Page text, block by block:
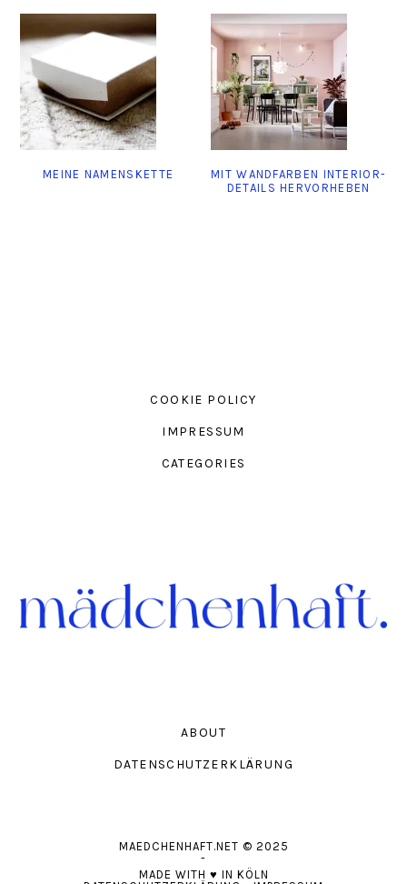
MEINE NAMENSKETTE
MIT WANDFARBEN INTERIOR-
DETAILS HERVORHEBEN
COOKIE POLICY
IMPRESSUM
CATEGORIES
ABOUT
DATENSCHUTZERKLÄRUNG
MAEDCHENHAFT.NET © 2025
-
MADE WITH ♥ IN KÖLN